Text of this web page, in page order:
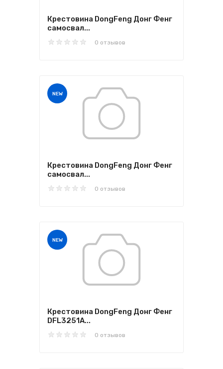
Крестовина DongFeng Донг Фенг
самосвал...
0 отзывов
NEW
Крестовина DongFeng Донг Фенг
самосвал...
0 отзывов
NEW
Крестовина DongFeng Донг Фенг
DFL3251A...
0 отзывов